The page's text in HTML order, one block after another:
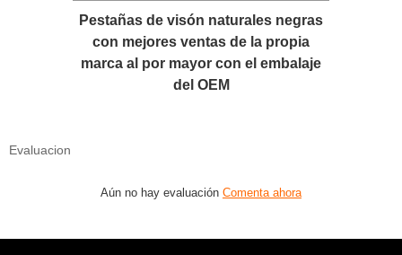
Pestañas de visón naturales negras
con mejores ventas de la propia
marca al por mayor con el embalaje
del OEM
Evaluacion
Aún no hay evaluación Comenta ahora